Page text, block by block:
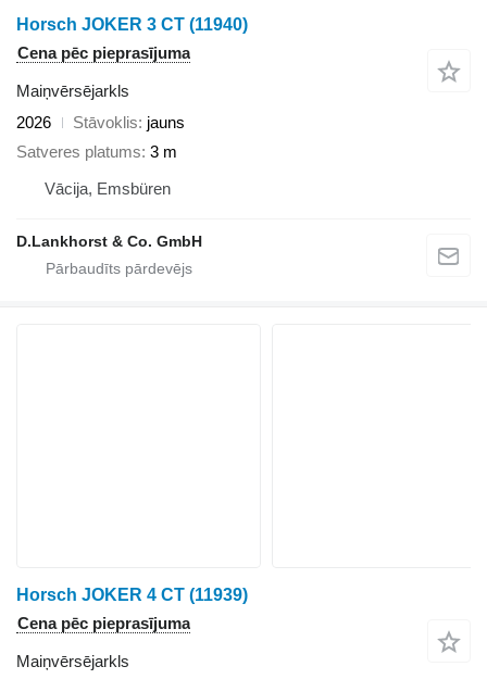
Horsch JOKER 3 CT (11940)
Cena pēc pieprasījuma
Maiņvērsējarkls
2026
Stāvoklis jauns
Satveres platums 3 m
Vācija, Emsbüren
D.Lankhorst & Co. GmbH
Horsch JOKER 4 CT (11939)
Cena pēc pieprasījuma
Maiņvērsējarkls